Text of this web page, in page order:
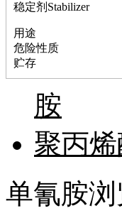
铅
醛
炔
噻吩
筛
锶
酸
钛
稳定剂Stabilizer
用途
危险性质
贮存
胺
聚丙
单氰胺